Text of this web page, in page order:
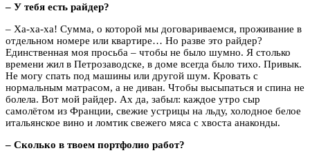
– У тебя есть райдер?
– Ха-ха-ха! Сумма, о которой мы договариваемся, проживание в
отдельном номере или квартире… Но разве это райдер?
Единственная моя просьба – чтобы не было шумно. Я столько
времени жил в Петрозаводске, в доме всегда было тихо. Привык.
Не могу спать под машины или другой шум. Кровать с
нормальным матрасом, а не диван. Чтобы высыпаться и спина не
болела. Вот мой райдер. Ах да, забыл: каждое утро сыр
самолётом из Франции, свежие устрицы на льду, холодное белое
итальянское вино и ломтик свежего мяса с хвоста анаконды.
– Сколько в твоем портфолио работ?